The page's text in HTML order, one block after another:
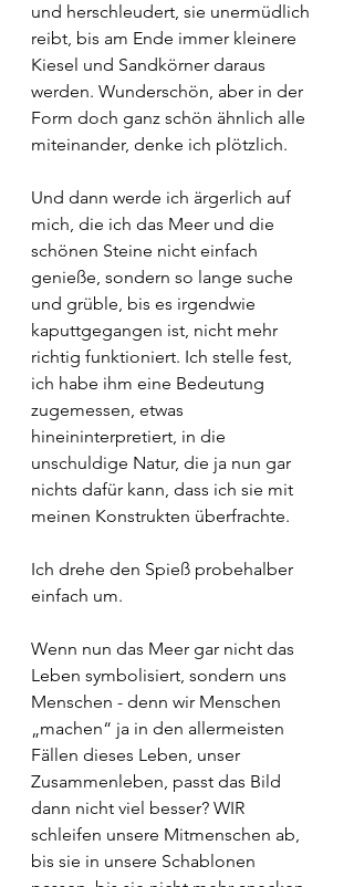
und herschleudert, sie unermüdlich
reibt, bis am Ende immer kleinere
Kiesel und Sandkörner daraus
werden. Wunderschön, aber in der
Form doch ganz schön ähnlich alle
miteinander, denke ich plötzlich.
Und dann werde ich ärgerlich auf
mich, die ich das Meer und die
schönen Steine nicht einfach
genieße, sondern so lange suche
und grüble, bis es irgendwie
kaputtgegangen ist, nicht mehr
richtig funktioniert. Ich stelle fest,
ich habe ihm eine Bedeutung
zugemessen, etwas
hineininterpretiert, in die
unschuldige Natur, die ja nun gar
nichts dafür kann, dass ich sie mit
meinen Konstrukten überfrachte.
Ich drehe den Spieß probehalber
einfach um.
Wenn nun das Meer gar nicht das
Leben symbolisiert, sondern uns
Menschen - denn wir Menschen
„machen“ ja in den allermeisten
Fällen dieses Leben, unser
Zusammenleben, passt das Bild
dann nicht viel besser? WIR
schleifen unsere Mitmenschen ab,
bis sie in unsere Schablonen